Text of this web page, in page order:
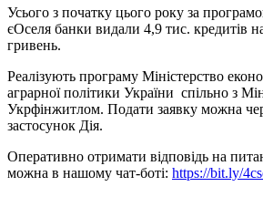
Усього з початку цього року за
єОселя банки видали 4,9 тис. кредитів
гривень.
Реалізують програму Міністерство
аграрної політики України спільно з
Укрфінжитлом. Подати заявку можна
застосунок Дія.
Оперативно отримати відповідь на
можна в нашому чат-боті: https://bit.ly/